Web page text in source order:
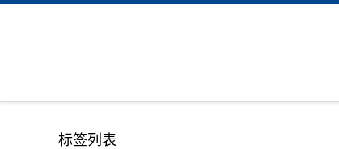
标签列表